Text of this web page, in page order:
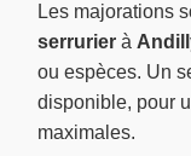
Les majorations
serrurier à
ou espèces. Un
disponible, pour
maximales.